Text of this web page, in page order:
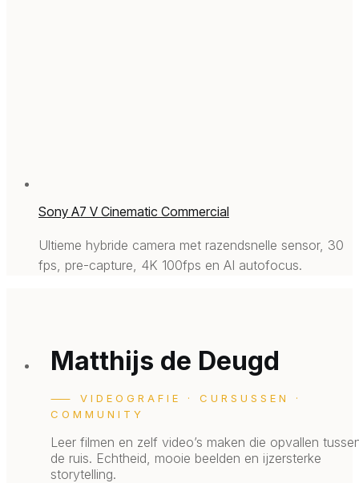
Sony A7 V Cinematic Commercial
Ultieme hybride camera met razendsnelle sensor, 30
fps, pre-capture, 4K 100fps en AI autofocus.
Matthijs de Deugd
⸺ VIDEOGRAFIE · CURSUSSEN ·
COMMUNITY
Leer filmen en zelf video’s maken die opvallen
de ruis. Echtheid, mooie beelden en ijzersterke
storytelling.